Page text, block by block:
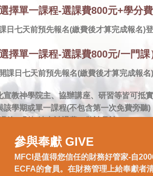
擇單一課程-選課費800元+學分
日七天前預先報名(繳費後才算完成報名)
擇單一課程-選課費800元/一門課
課日七天前預先報名(繳費後才算完成報名)
宣教神學院主、協辦講座、研習等皆可抵
該學期或單一課程(不包含第一次免費旁聽
參與奉獻 GIVE
MFCI是值得您信任的財務好管家-自
ECFA的會員。在財務管理上給奉獻者